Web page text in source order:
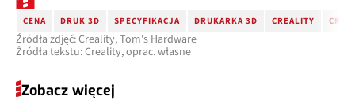
CENA DRUK 3D SPECYFIKACJA DRUKARKA 3D CREALITY
Źródła zdjęć: Creality, Tom's Hardware
Źródła tekstu: Creality, oprac. własne
Zobacz więcej